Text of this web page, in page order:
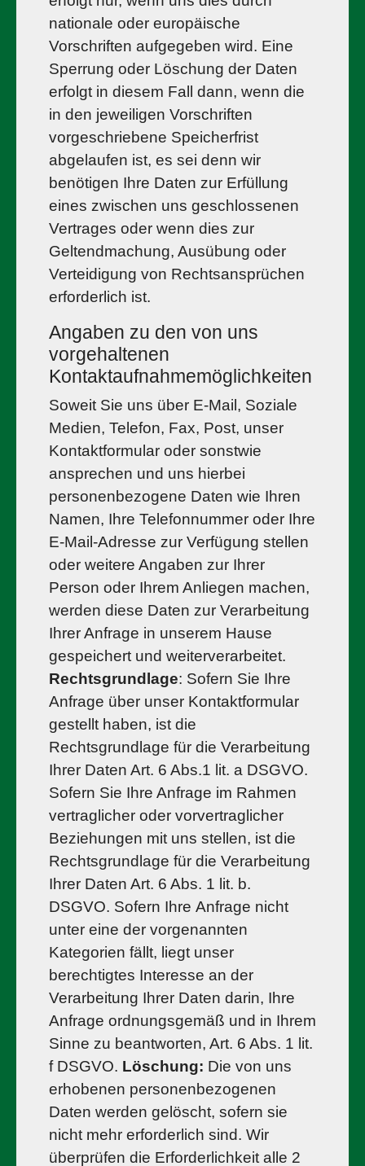
nationale oder europäische
Vorschriften aufgegeben wird. Eine
Sperrung oder Löschung der Daten
erfolgt in diesem Fall dann, wenn die
in den jeweiligen Vorschriften
vorgeschriebene Speicherfrist
abgelaufen ist, es sei denn wir
benötigen Ihre Daten zur Erfüllung
eines zwischen uns geschlossenen
Vertrages oder wenn dies zur
Geltendmachung, Ausübung oder
Verteidigung von Rechtsansprüchen
erforderlich ist.
Angaben zu den von uns
vorgehaltenen
Kontaktaufnahmemöglichkeiten
Soweit Sie uns über E-Mail, Soziale
Medien, Telefon, Fax, Post, unser
Kontaktformular oder sonstwie
ansprechen und uns hierbei
personenbezogene Daten wie Ihren
Namen, Ihre Telefonnummer oder Ihre
E-Mail-Adresse zur Verfügung stellen
oder weitere Angaben zur Ihrer
Person oder Ihrem Anliegen machen,
werden diese Daten zur Verarbeitung
Ihrer Anfrage in unserem Hause
gespeichert und weiterverarbeitet.
Rechtsgrundlage: Sofern Sie Ihre
Anfrage über unser Kontaktformular
gestellt haben, ist die
Rechtsgrundlage für die Verarbeitung
Ihrer Daten Art. 6 Abs.1 lit. a DSGVO.
Sofern Sie Ihre Anfrage im Rahmen
vertraglicher oder vorvertraglicher
Beziehungen mit uns stellen, ist die
Rechtsgrundlage für die Verarbeitung
Ihrer Daten Art. 6 Abs. 1 lit. b.
DSGVO. Sofern Ihre Anfrage nicht
unter eine der vorgenannten
Kategorien fällt, liegt unser
berechtigtes Interesse an der
Verarbeitung Ihrer Daten darin, Ihre
Anfrage ordnungsgemäß und in Ihrem
Sinne zu beantworten, Art. 6 Abs. 1 lit.
f DSGVO. Löschung: Die von uns
erhobenen personenbezogenen
Daten werden gelöscht, sofern sie
nicht mehr erforderlich sind. Wir
überprüfen die Erforderlichkeit alle 2